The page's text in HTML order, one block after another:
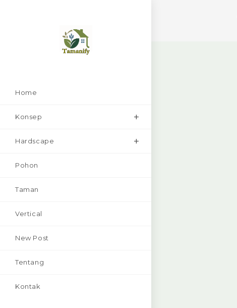
Home
Konsep
Hardscape
Pohon
Taman
Vertical
New Post
Tentang
Kontak